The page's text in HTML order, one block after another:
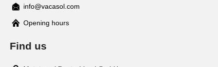
info@vacasol.com
Opening hours
Find us